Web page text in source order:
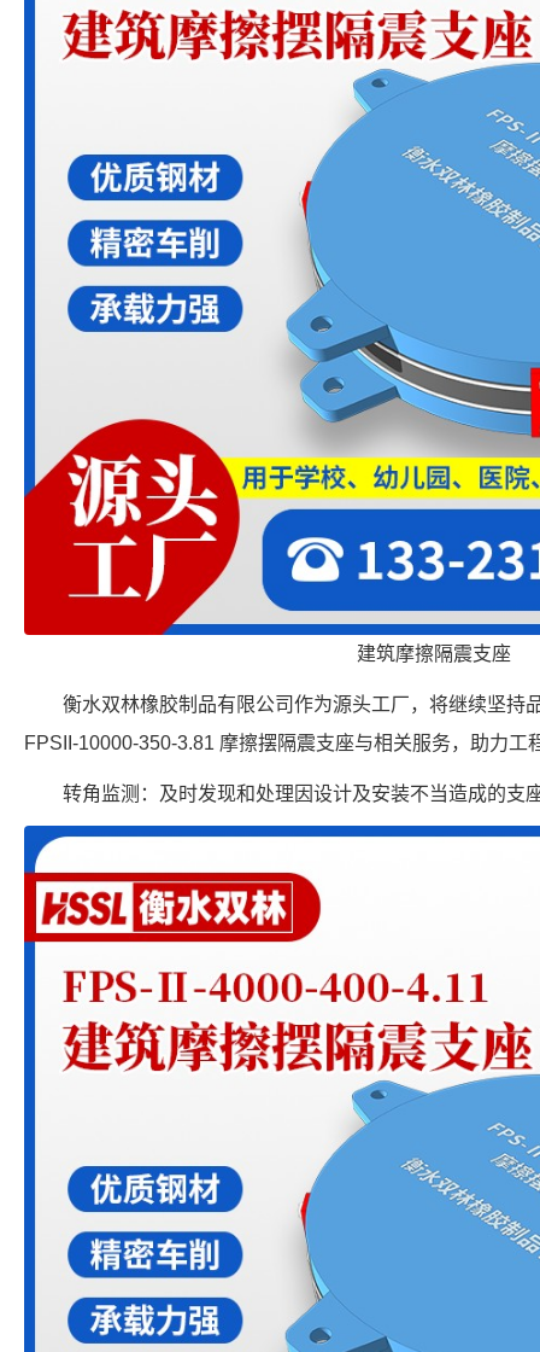
建筑摩擦隔震支座
衡水双林橡胶制品有限公司作为源头工厂，将继续坚持
FPSII-10000-350-3.81 摩擦摆隔震支座与相关服务，助力工
转角监测：及时发现和处理因设计及安装不当造成的支